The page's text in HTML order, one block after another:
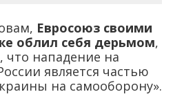
Евросоюз своими
облил себя дерьмом,
что нападение на
является частью
на самооборону».